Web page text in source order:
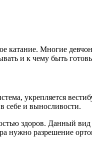
катание. Многие
и к чему быть
укрепляется
себе и выносливости.
здоров. Данный
нужно разрешение